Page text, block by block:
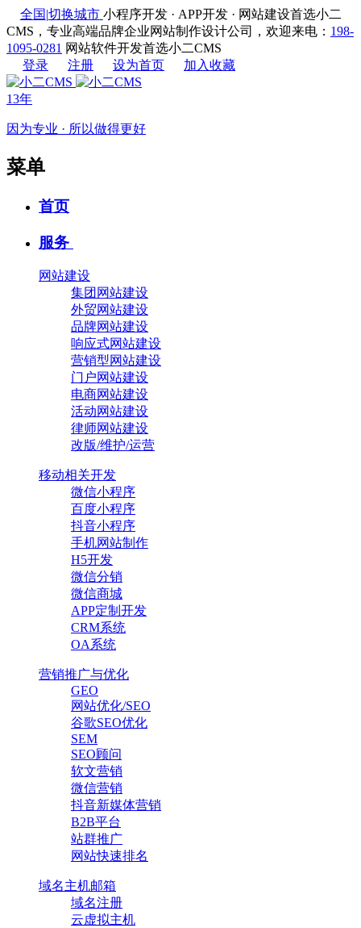
全国|切换城市 小程序开发 · APP开发 · 网站建设首选小二
CMS，专业高端品牌企业网站制作设计公司，欢迎来电： 198-
1095-0281 网站软件开发首选小二CMS
登录
注册 设为首页 加入收藏
13年
因为专业 · 所以做得更好
菜单
首页
服务
网站建设
集团网站建设
外贸网站建设
品牌网站建设
响应式网站建设
营销型网站建设
门户网站建设
电商网站建设
活动网站建设
律师网站建设
改版/维护/运营
移动相关开发
微信小程序
百度小程序
抖音小程序
手机网站制作
H5开发
微信分销
微信商城
APP定制开发
CRM系统
OA系统
营销推广与优化
GEO
网站优化/SEO
谷歌SEO优化
SEM
SEO顾问
软文营销
微信营销
抖音新媒体营销
B2B平台
站群推广
网站快速排名
域名主机邮箱
域名注册
云虚拟主机